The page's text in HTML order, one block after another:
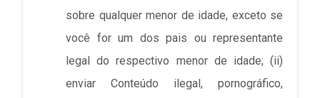
sobre qualquer menor de idade, exceto se
você for um dos pais ou representante
legal do respectivo menor de idade; (ii)
enviar Conteúdo ilegal, pornográfico,